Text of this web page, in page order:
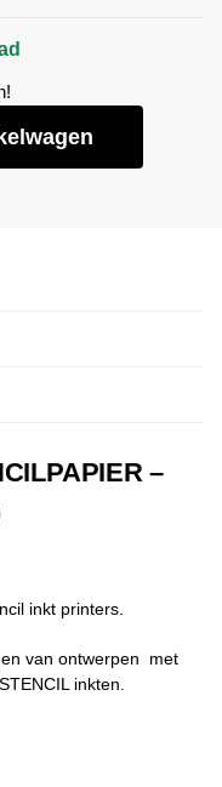
–
inkt printers.
van ontwerpen met
inkten.